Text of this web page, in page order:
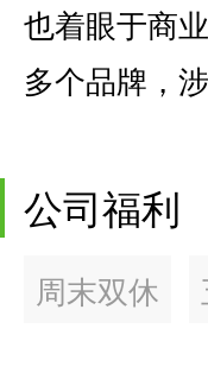
也着眼于商
多个品牌，
公司福利
周末双休